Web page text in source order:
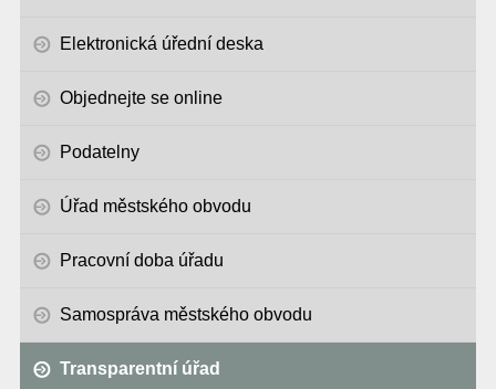
Elektronická úřední deska
Objednejte se online
Podatelny
Úřad městského obvodu
Pracovní doba úřadu
Samospráva městského obvodu
Transparentní úřad